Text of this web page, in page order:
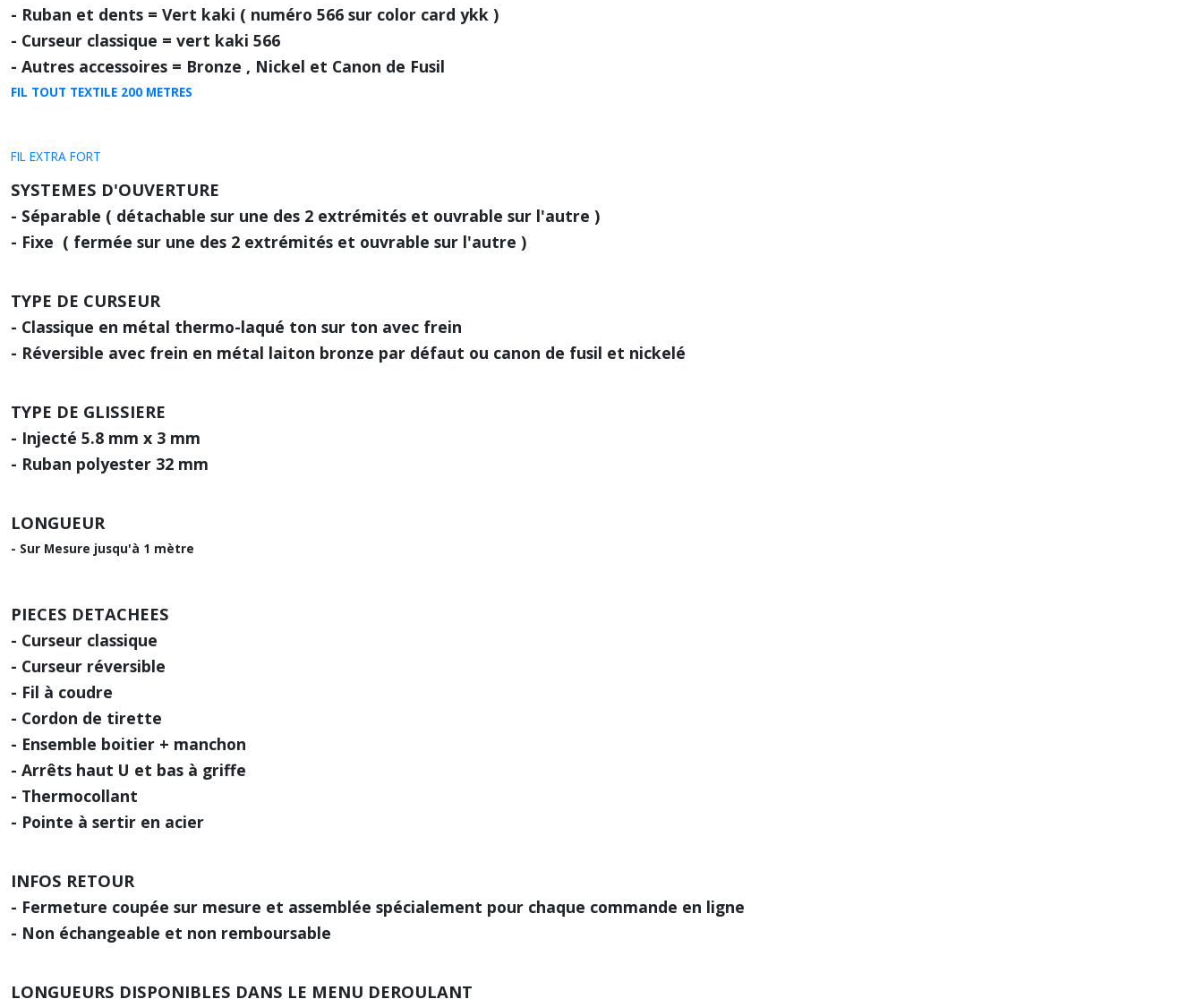
- Ruban et dents = Vert kaki ( numéro 566 sur color card ykk )
- Curseur classique = vert kaki 566
- Autres accessoires = Bronze , Nickel et Canon de Fusil
FIL TOUT TEXTILE 200 METRES
FIL EXTRA FORT
SYSTEMES D'OUVERTURE
- Séparable ( détachable sur une des 2 extrémités et ouvrable sur l'autre )
- Fixe ( fermée sur une des 2 extrémités et ouvrable sur l'autre )
TYPE DE CURSEUR
- Classique en métal thermo-laqué ton sur ton avec frein
- Réversible avec frein en métal laiton bronze par défaut ou canon de fusil et nickelé
TYPE DE GLISSIERE
- Injecté 5.8 mm x 3 mm
- Ruban polyester 32 mm
LONGUEUR
- Sur Mesure jusqu'à 1 mètre
PIECES DETACHEES
- Curseur classique
- Curseur réversible
- Fil à coudre
- Cordon de tirette
- Ensemble boitier + manchon
- Arrêts haut U et bas à griffe
- Thermocollant
- Pointe à sertir en acier
INFOS RETOUR
- Fermeture coupée sur mesure et assemblée spécialement pour chaque commande en ligne
- Non échangeable et non remboursable
LONGUEURS DISPONIBLES DANS LE MENU DEROULANT